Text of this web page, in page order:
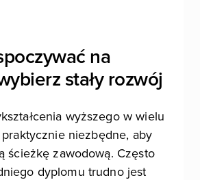
na
stały rozwój
wyższego w wielu
niezbędne, aby
ścieżkę zawodową. Często
dyplomu trudno jest